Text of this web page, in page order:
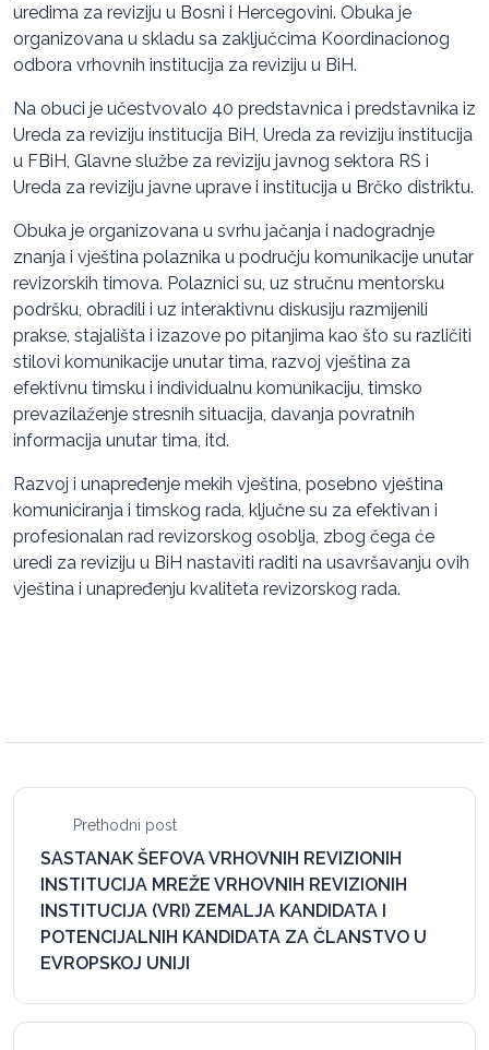
uredima za reviziju u Bosni i Hercegovini. Obuka je
organizovana u skladu sa zaključcima Koordinacionog
odbora vrhovnih institucija za reviziju u BiH.
Na obuci je učestvovalo 40 predstavnica i predstavnika iz
Ureda za reviziju institucija BiH, Ureda za reviziju institucija
u FBiH, Glavne službe za reviziju javnog sektora RS i
Ureda za reviziju javne uprave i institucija u Brčko distriktu.
Obuka je organizovana u svrhu jačanja i nadogradnje
znanja i vještina polaznika u području komunikacije unutar
revizorskih timova. Polaznici su, uz stručnu mentorsku
podršku, obradili i uz interaktivnu diskusiju razmijenili
prakse, stajališta i izazove po pitanjima kao što su različiti
stilovi komunikacije unutar tima, razvoj vještina za
efektivnu timsku i individualnu komunikaciju, timsko
prevazilaženje stresnih situacija, davanja povratnih
informacija unutar tima, itd.
Razvoj i unapređenje mekih vještina, posebno vještina
komuniciranja i timskog rada, ključne su za efektivan i
profesionalan rad revizorskog osoblja, zbog čega će
uredi za reviziju u BiH nastaviti raditi na usavršavanju ovih
vještina i unapređenju kvaliteta revizorskog rada.
Prethodni post
SASTANAK ŠEFOVA VRHOVNIH REVIZIONIH
INSTITUCIJA MREŽE VRHOVNIH REVIZIONIH
INSTITUCIJA (VRI) ZEMALJA KANDIDATA I
POTENCIJALNIH KANDIDATA ZA ČLANSTVO U
EVROPSKOJ UNIJI